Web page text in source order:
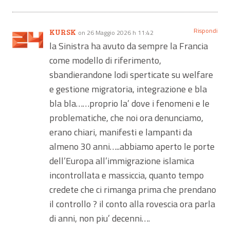
KURSK on 26 Maggio 2026 h 11:42 Rispondi
la Sinistra ha avuto da sempre la Francia
come modello di riferimento,
sbandierandone lodi sperticate su welfare
e gestione migratoria, integrazione e bla
bla bla……proprio la’ dove i fenomeni e le
problematiche, che noi ora denunciamo,
erano chiari, manifesti e lampanti da
almeno 30 anni…..abbiamo aperto le porte
dell’Europa all’immigrazione islamica
incontrollata e massiccia, quanto tempo
credete che ci rimanga prima che prendano
il controllo ? il conto alla rovescia ora parla
di anni, non piu’ decenni….